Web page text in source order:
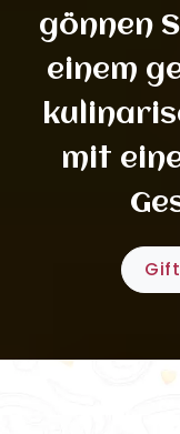
gönnen
einem
mit